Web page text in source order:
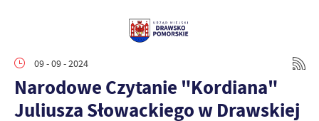
09 - 09 - 2024
Narodowe Czytanie "Kordiana"
Juliusza Słowackiego w Drawskiej